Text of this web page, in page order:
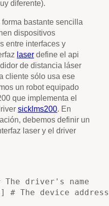
diferente).
bastante sencilla
dispositivos
entre interfaces y
laser define el api
de distancia láser
cliente sólo usa ese
un robot equipado
que implementa el
sicklms200. En
debemos definir un
laser y el driver
The driver's name
] # The device address